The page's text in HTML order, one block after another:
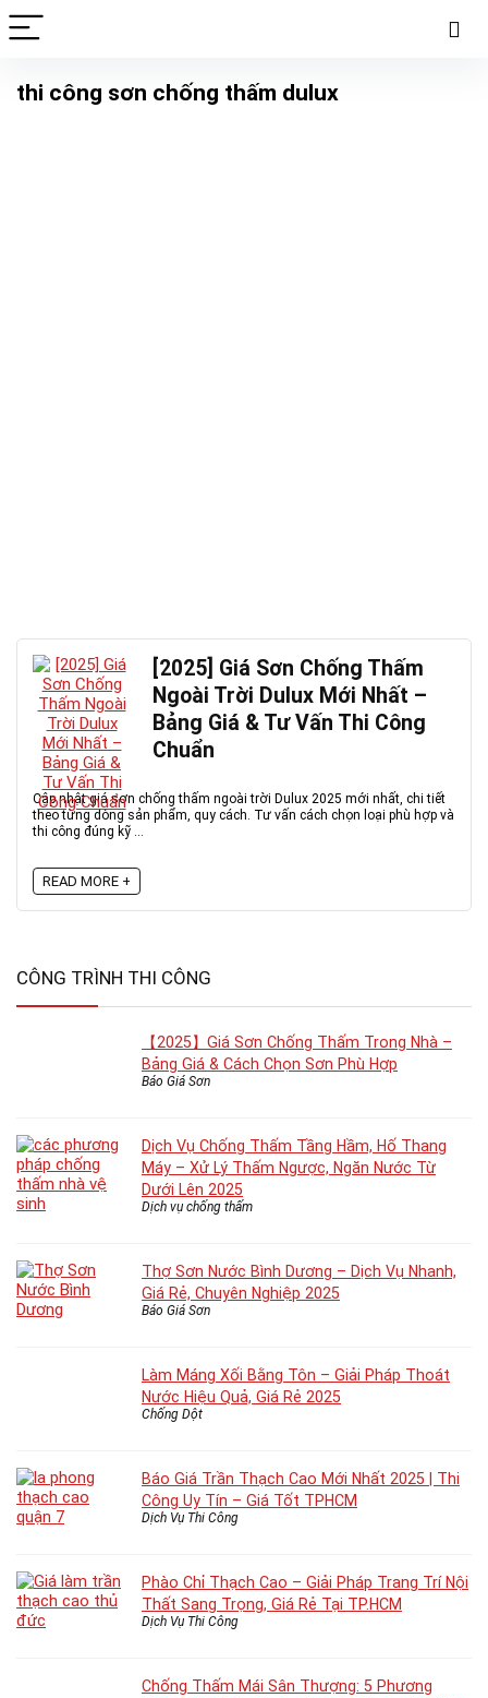
thi công sơn chống thấm dulux
[2025] Giá Sơn Chống Thấm
Ngoài Trời Dulux Mới Nhất –
Bảng Giá & Tư Vấn Thi Công
Chuẩn
Cập nhật giá sơn chống thấm ngoài trời Dulux 2025 mới nhất, chi tiết
theo từng dòng sản phẩm, quy cách. Tư vấn cách chọn loại phù hợp và
thi công đúng kỹ ...
READ MORE +
CÔNG TRÌNH THI CÔNG
【2025】Giá Sơn Chống Thấm Trong Nhà –
Bảng Giá & Cách Chọn Sơn Phù Hợp
Báo Giá Sơn
Dịch Vụ Chống Thấm Tầng Hầm, Hố Thang
Máy – Xử Lý Thấm Ngược, Ngăn Nước Từ
Dưới Lên 2025
Dịch vụ chống thấm
Thợ Sơn Nước Bình Dương – Dịch Vụ Nhanh,
Giá Rẻ, Chuyên Nghiệp 2025
Báo Giá Sơn
Làm Máng Xối Bằng Tôn – Giải Pháp Thoát
Nước Hiệu Quả, Giá Rẻ 2025
Chống Dột
Báo Giá Trần Thạch Cao Mới Nhất 2025 | Thi
Công Uy Tín – Giá Tốt TPHCM
Dịch Vụ Thi Công
Phào Chỉ Thạch Cao – Giải Pháp Trang Trí Nội
Thất Sang Trọng, Giá Rẻ Tại TP.HCM
Dịch Vụ Thi Công
Chống Thấm Mái Sân Thượng: 5 Phương